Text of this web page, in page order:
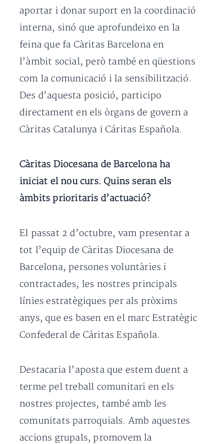
aportar i donar suport en la coordinació
interna, sinó que aprofundeixo en la
feina que fa Càritas Barcelona en
l’àmbit social, però també en qüestions
com la comunicació i la sensibilització.
Des d’aquesta posició, participo
directament en els òrgans de govern a
Càritas Catalunya i Cáritas Española.
Càritas Diocesana de Barcelona ha
iniciat el nou curs. Quins seran els
àmbits prioritaris d’actuació?
El passat 2 d’octubre, vam presentar a
tot l’equip de Càritas Diocesana de
Barcelona, persones voluntàries i
contractades, les nostres principals
línies estratègiques per als pròxims
anys, que es basen en el marc Estratègic
Confederal de Cáritas Española.
Destacaria l’aposta que estem duent a
terme pel treball comunitari en els
nostres projectes, també amb les
comunitats parroquials. Amb aquestes
accions grupals, promovem la